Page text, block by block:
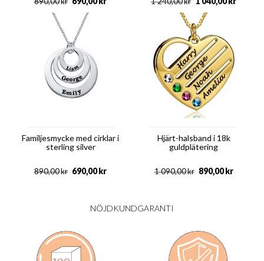
Familjesmycke med cirklar i
sterling silver
kr
890,00 kr
690,00
Hjärt-halsband i 18k
guldplätering
kr
1 090,00 kr
890,00
NÖJDKUNDGARANTI